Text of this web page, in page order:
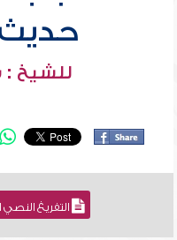
حديث 535-
للشيخ :
التفريغ